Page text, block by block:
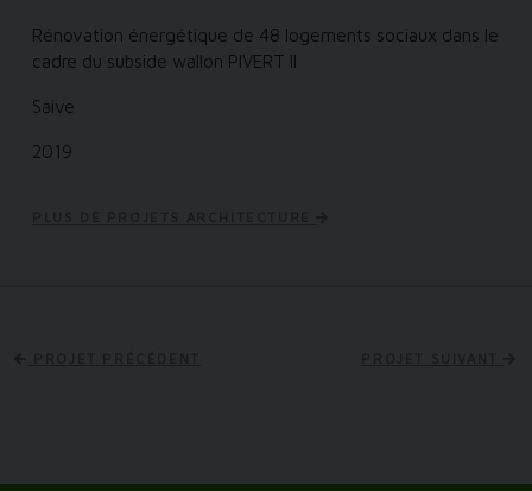
Rénovation énergétique de 48 logements sociaux dans le
cadre du subside wallon PIVERT II
Saive
2019